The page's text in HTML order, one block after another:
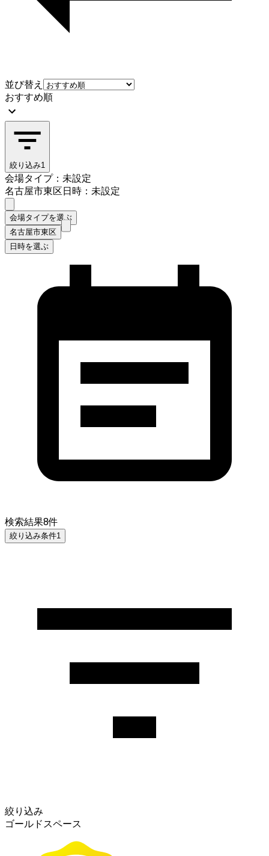
並び替え
おすすめ順
絞り込み1
会場タイプ：未設定
名古屋市東区日時：未設定
会場タイプを選ぶ
名古屋市東区
日時を選ぶ
検索結果8件
絞り込み条件1
絞り込み
ゴールドスペース